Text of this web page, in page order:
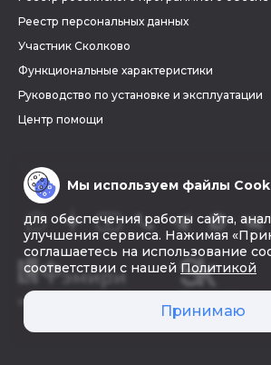
Реестр персональных данных
Участник Сколково
Функциональные характеристики
Руководство по установке и эксплуатации
Центр помощи
© 2026 «Фэмири»
Мы используем файлы
для обеспечения работы сайта,
улучшения сервиса. Нажимая
соглашаетесь на использование
соответствии с нашей Политикой
Принимаю